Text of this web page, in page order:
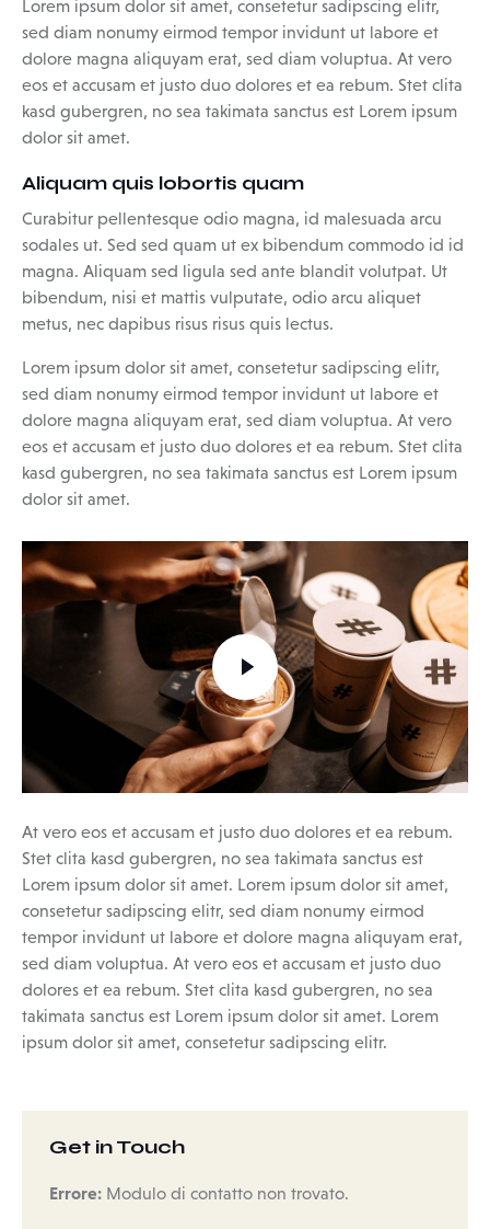
Lorem ipsum dolor sit amet, consetetur sadipscing elitr,
sed diam nonumy eirmod tempor invidunt ut labore et
dolore magna aliquyam erat, sed diam voluptua. At vero
eos et accusam et justo duo dolores et ea rebum. Stet clita
kasd gubergren, no sea takimata sanctus est Lorem ipsum
dolor sit amet.
Aliquam quis lobortis quam
Curabitur pellentesque odio magna, id malesuada arcu
sodales ut. Sed sed quam ut ex bibendum commodo id id
magna. Aliquam sed ligula sed ante blandit volutpat. Ut
bibendum, nisi et mattis vulputate, odio arcu aliquet
metus, nec dapibus risus risus quis lectus.
Lorem ipsum dolor sit amet, consetetur sadipscing elitr,
sed diam nonumy eirmod tempor invidunt ut labore et
dolore magna aliquyam erat, sed diam voluptua. At vero
eos et accusam et justo duo dolores et ea rebum. Stet clita
kasd gubergren, no sea takimata sanctus est Lorem ipsum
dolor sit amet.
At vero eos et accusam et justo duo dolores et ea rebum.
Stet clita kasd gubergren, no sea takimata sanctus est
Lorem ipsum dolor sit amet. Lorem ipsum dolor sit amet,
consetetur sadipscing elitr, sed diam nonumy eirmod
tempor invidunt ut labore et dolore magna aliquyam erat,
sed diam voluptua. At vero eos et accusam et justo duo
dolores et ea rebum. Stet clita kasd gubergren, no sea
takimata sanctus est Lorem ipsum dolor sit amet. Lorem
ipsum dolor sit amet, consetetur sadipscing elitr.
Get in Touch
Errore: Modulo di contatto non trovato.